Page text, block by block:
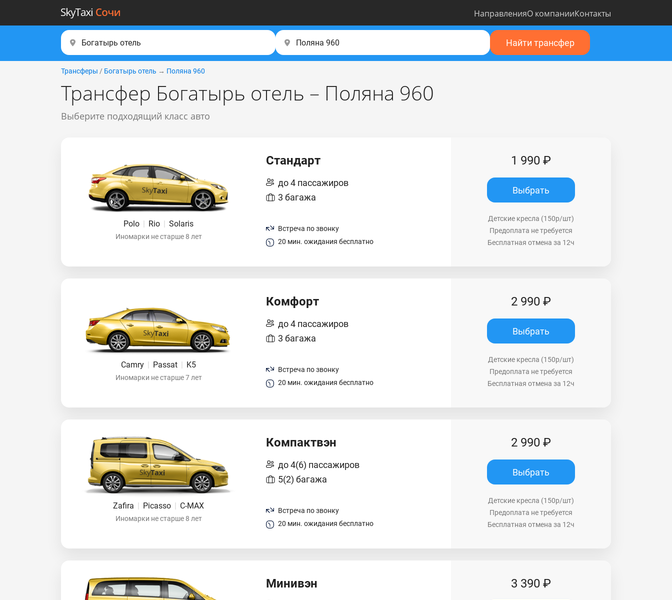
НаправленияО компанииКонтакты
Найти трансфер
Трансферы / Богатырь отель → Поляна 960
Трансфер Богатырь отель – Поляна 960
Выберите подходящий класс авто
Polo | Rio | Solaris
Иномарки не старше 8 лет
Стандарт
до 4 пассажиров
3 багажа
Встреча по звонку
20 мин. ожидания бесплатно
1 990 ₽
Выбрать
Детские кресла (150р/шт)
Предоплата не требуется
Бесплатная отмена за 12ч
Camry | Passat | K5
Иномарки не старше 7 лет
Комфорт
до 4 пассажиров
3 багажа
Встреча по звонку
20 мин. ожидания бесплатно
2 990 ₽
Выбрать
Детские кресла (150р/шт)
Предоплата не требуется
Бесплатная отмена за 12ч
Zafira | Picasso | C-MAX
Иномарки не старше 8 лет
Компактвэн
до 4(6) пассажиров
5(2) багажа
Встреча по звонку
20 мин. ожидания бесплатно
2 990 ₽
Выбрать
Детские кресла (150р/шт)
Предоплата не требуется
Бесплатная отмена за 12ч
Минивэн 3 390 ₽